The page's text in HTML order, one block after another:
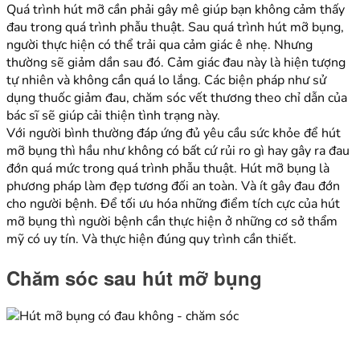
Quá trình hút mỡ cần phải gây mê giúp bạn không cảm thấy
đau trong quá trình phẫu thuật. Sau quá trình hút mỡ bụng,
người thực hiện có thể trải qua cảm giác ê nhẹ. Nhưng
thường sẽ giảm dần sau đó. Cảm giác đau này là hiện tượng
tự nhiên và không cần quá lo lắng. Các biện pháp như sử
dụng thuốc giảm đau, chăm sóc vết thương theo chỉ dẫn của
bác sĩ sẽ giúp cải thiện tình trạng này.
Với người bình thường đáp ứng đủ yêu cầu sức khỏe để hút
mỡ bụng thì hầu như không có bất cứ rủi ro gì hay gây ra đau
đớn quá mức trong quá trình phẫu thuật. Hút mỡ bụng là
phương pháp làm đẹp tương đối an toàn. Và ít gây đau đớn
cho người bệnh. Để tối ưu hóa những điểm tích cực của hút
mỡ bụng thì người bệnh cần thực hiện ở những cơ sở thẩm
mỹ có uy tín. Và thực hiện đúng quy trình cần thiết.
Chăm sóc sau hút mỡ bụng